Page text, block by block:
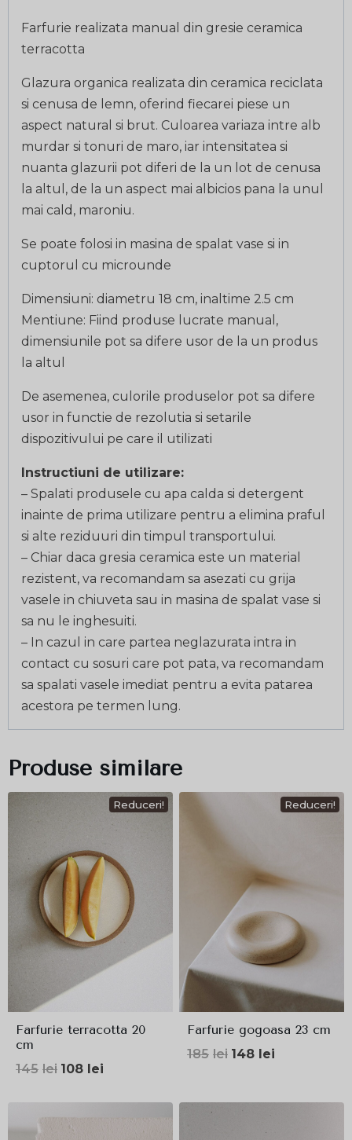
Farfurie realizata manual din gresie ceramica
terracotta
Glazura organica realizata din ceramica reciclata
si cenusa de lemn, oferind fiecarei piese un
aspect natural si brut. Culoarea variaza intre alb
murdar si tonuri de maro, iar intensitatea si
nuanta glazurii pot diferi de la un lot de cenusa
la altul, de la un aspect mai albicios pana la unul
mai cald, maroniu.
Se poate folosi in masina de spalat vase si in
cuptorul cu microunde
Dimensiuni: diametru 18 cm, inaltime 2.5 cm
Mentiune: Fiind produse lucrate manual,
dimensiunile pot sa difere usor de la un produs
la altul
De asemenea, culorile produselor pot sa difere
usor in functie de rezolutia si setarile
dispozitivului pe care il utilizati
Instructiuni de utilizare:
– Spalati produsele cu apa calda si detergent
inainte de prima utilizare pentru a elimina praful
si alte reziduuri din timpul transportului.
– Chiar daca gresia ceramica este un material
rezistent, va recomandam sa asezati cu grija
vasele in chiuveta sau in masina de spalat vase si
sa nu le inghesuiti.
– In cazul in care partea neglazurata intra in
contact cu sosuri care pot pata, va recomandam
sa spalati vasele imediat pentru a evita patarea
acestora pe termen lung.
Produse similare
Reduceri!
Farfurie terracotta 20
cm
145 lei Prețul
fost:
108 lei
108lei.
Reduceri!
Farfurie gogoasa 23 cm
185 lei Prețul
148 lei